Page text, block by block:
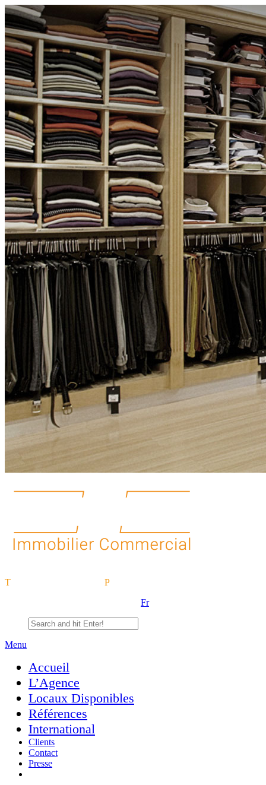
T. +33 (0)1 40 68 96 00 P. +33 (0)6 20 96 70 65
Fr
Menu
Accueil
L’Agence
Locaux Disponibles
Références
International
Clients
Contact
Presse